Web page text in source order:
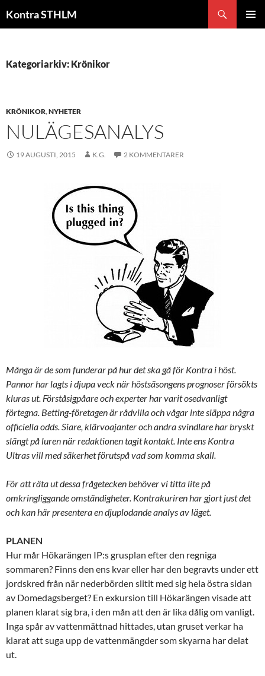
tillKontra STHLM
Kategoriarkiv: Krönikor
KRÖNIKOR,NYHETER
NULÄGESANALYS
19 AUGUSTI, 2015 K.G. 2 KOMMENTARER
Många är de som funderar på hur det ska gå för Kontra i höst.
Pannor har lagts i djupa veck när höstsäsongens prognoser försökts
kluras ut. Förståsigpåare och experter har varit osedvanligt
förtegna. Betting-företagen är rådvilla och vågar inte släppa några
officiella odds. Siare, klärvoajanter och andra svindlare har bryskt
slängt på luren när redaktionen tagit kontakt. Inte ens Kontra
Ultras vill med säkerhet förutspå vad som komma skall.
För att räta ut dessa frågetecken behöver vi titta lite på
omkringliggande omständigheter. Kontrakuriren har gjort just det
och kan här presentera en djuplodande analys av läget.
PLANEN
Hur mår Hökarängen IP:s grusplan efter den regniga
sommaren? Finns den ens kvar eller har den begravts under ett
jordskred från när nederbörden slitit med sig hela östra sidan
av Domedagsberget? En exkursion till Hökarängen visade att
planen klarat sig bra, i den mån att den är lika dålig om vanligt.
Inga spår av vattenmättnad hittades, utan gruset verkar ha
klarat att suga upp de vattenmängder som skyarna har delat
ut.